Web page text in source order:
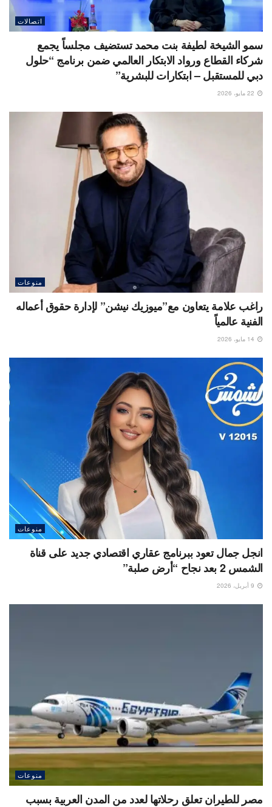
اتصالات
سمو الشيخة لطيفة بنت محمد تستضيف مجلساً يجمع
شركاء القطاع ورواد الابتكار العالمي ضمن برنامج “حلول
دبي للمستقبل – ابتكارات للبشرية”
منوعات
راغب علامة يتعاون مع”ميوزيك نيشن” لإدارة حقوق أعماله
الفنية عالمياً
منوعات
انجل جمال تعود ببرنامج عقاري اقتصادي جديد على قناة
الشمس 2 بعد نجاح “أرض صلبة”
منوعات
مصر للطيران تعلق رحلاتها لعدد من المدن العربية بسبب